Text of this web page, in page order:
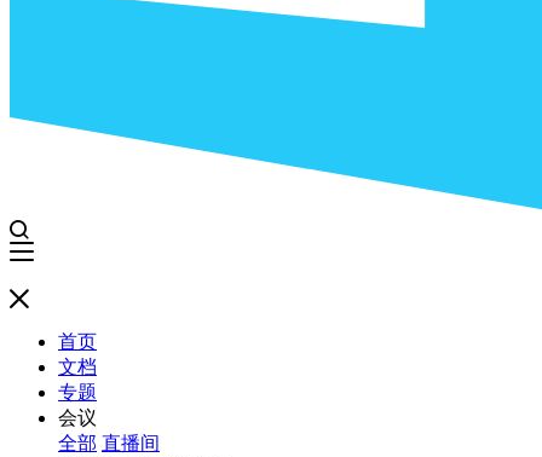
首页
文档
专题
会议
全部 直播间